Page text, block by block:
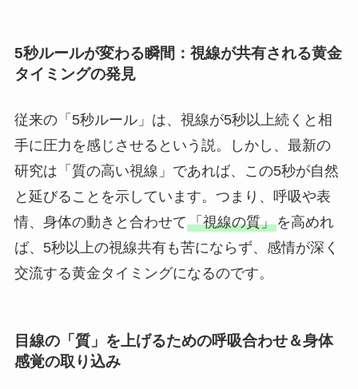
5秒ルールが変わる瞬間：視線が共有される黄金
タイミングの発見
従来の「5秒ルール」は、視線が5秒以上続くと相
手に圧力を感じさせるという説。しかし、最新の
研究は「質の高い視線」であれば、この5秒が自然
と延びることを示しています。つまり、呼吸や表
情、身体の動きと合わせて「視線の質」を高めれ
ば、5秒以上の視線共有も苦にならず、感情が深く
交流する黄金タイミングになるのです。
目線の「質」を上げるための呼吸合わせ＆身体
感覚の取り込み